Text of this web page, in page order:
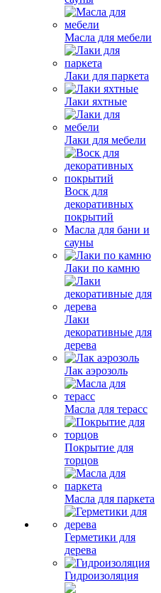
Масла для мебели
Лаки для паркета
Лаки яхтные
Лаки для мебели
Воск для
декоративных
покрытий
Масла для бани и
сауны
Лаки по камню
Лаки
декоративные для
дерева
Лак аэрозоль
Масла для терасс
Покрытие для
торцов
Масла для паркета
Герметики для
дерева
Гидроизоляция